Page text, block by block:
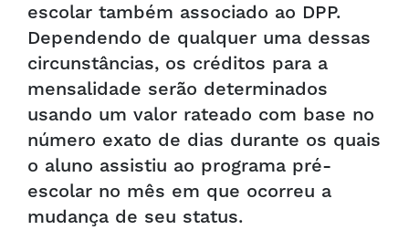
escolar também associado ao DPP.
Dependendo de qualquer uma dessas
circunstâncias, os créditos para a
mensalidade serão determinados
usando um valor rateado com base no
número exato de dias durante os quais
o aluno assistiu ao programa pré-
escolar no mês em que ocorreu a
mudança de seu status.